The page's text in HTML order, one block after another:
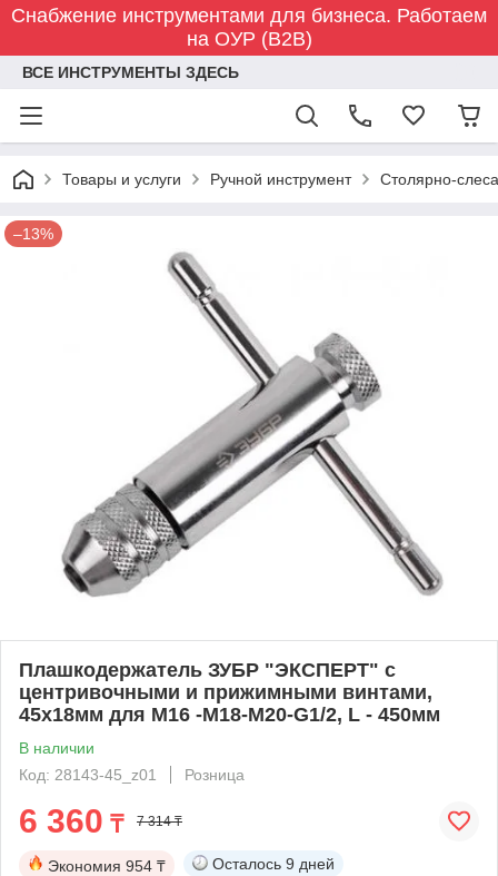
Снабжение инструментами для бизнеса. Работаем
на ОУР (B2B)
ВСЕ ИНСТРУМЕНТЫ ЗДЕСЬ
Товары и услуги Ручной инструмент Столярно-
–13%
Плашкодержатель ЗУБР "ЭКСПЕРТ" с
центривочными и прижимными винтами,
45х18мм для М16 -М18-М20-G1/2, L - 450мм
В наличии
Код: 28143-45_z01
Розница
6 360 ₸ 7 314 ₸
Экономия 954 ₸ Осталось 9 дней